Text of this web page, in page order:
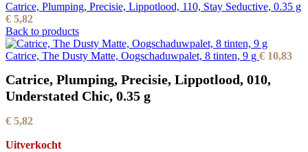
Catrice, Plumping, Precisie, Lippotlood, 110, Stay Seductive, 0.35 g
€ 5,82
Back to products
Catrice, The Dusty Matte, Oogschaduwpalet, 8 tinten, 9 g € 10,83
Catrice, Plumping, Precisie, Lippotlood, 010,
Understated Chic, 0.35 g
€ 5,82
Uitverkocht